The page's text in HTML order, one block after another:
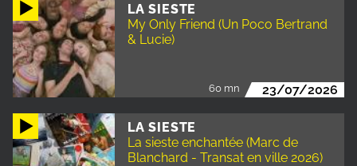
LA SIESTE
My Only Friend (Un Poco Bertrand
& Lucie)
60 mn 23/07/2026
LA SIESTE
La sieste enchantée (Marc de
Blanchard - Transat en ville 2026)